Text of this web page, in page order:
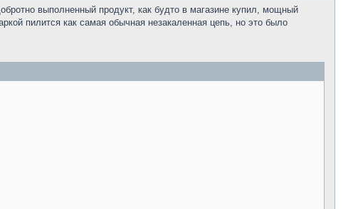
выполненный продукт, как будто в магазине купил, мощный
пилится как самая обычная незакаленная цепь, но это было